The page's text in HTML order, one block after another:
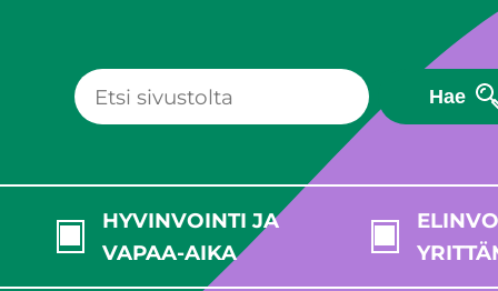
Hae
HYVINVOINTI JA
VAPAA-AIKA